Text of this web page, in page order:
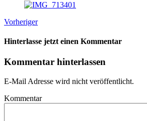
Vorheriger
Hinterlasse jetzt einen Kommentar
Kommentar hinterlassen
E-Mail Adresse wird nicht veröffentlicht.
Kommentar